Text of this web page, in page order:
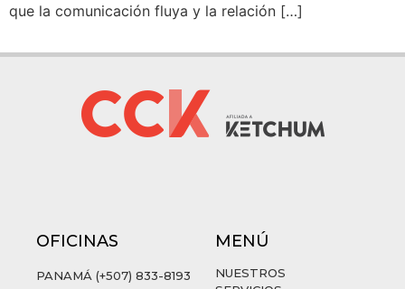
que la comunicación fluya y la relación […]
OFICINAS
PANAMÁ (+507) 833-8193
MENÚ
NUESTROS